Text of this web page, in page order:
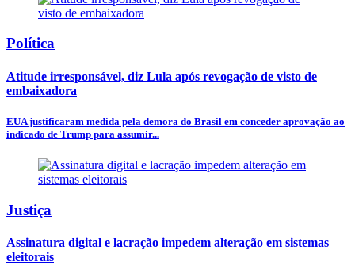
Política
Atitude irresponsável, diz Lula após revogação de visto de
embaixadora
EUA justificaram medida pela demora do Brasil em conceder aprovação ao
indicado de Trump para assumir...
Justiça
Assinatura digital e lacração impedem alteração em sistemas
eleitorais